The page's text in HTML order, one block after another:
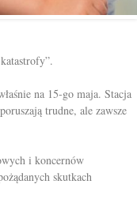
na 15-go maja. Stacja
trudne, ale zawsze
i koncernów
skutkach